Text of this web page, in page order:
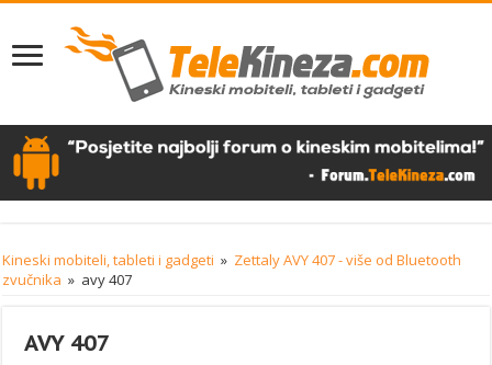
Kineski mobiteli, tableti i gadgeti » Zettaly AVY 407 - više od Bluetooth
zvučnika » avy 407
AVY 407